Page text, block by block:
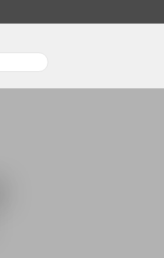
search